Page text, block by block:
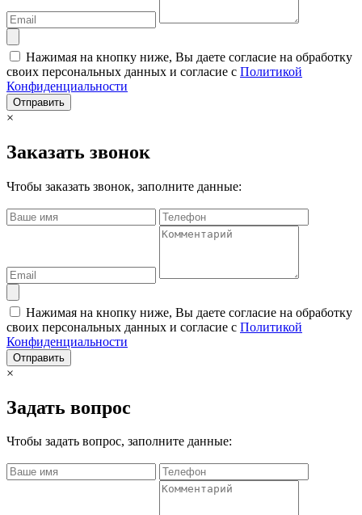
Нажимая на кнопку ниже, Вы даете согласие на обработку
своих персональных данных и согласие с Политикой
Конфиденциальности
Отправить
×
Заказать звонок
Чтобы заказать звонок, заполните данные:
Нажимая на кнопку ниже, Вы даете согласие на обработку
своих персональных данных и согласие с Политикой
Конфиденциальности
Отправить
×
Задать вопрос
Чтобы задать вопрос, заполните данные: